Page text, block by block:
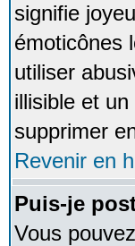
signifie
émoticônes
utiliser
illisible et
supprimer
Revenir en
Puis-je
Vous